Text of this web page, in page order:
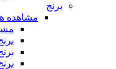
برنج
مشاهده